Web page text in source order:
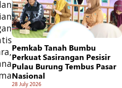
Pemkab Tanah Bumbu
Perkuat Sasirangan Pesisir
Pulau Burung Tembus Pasar
Nasional
28 July 2026